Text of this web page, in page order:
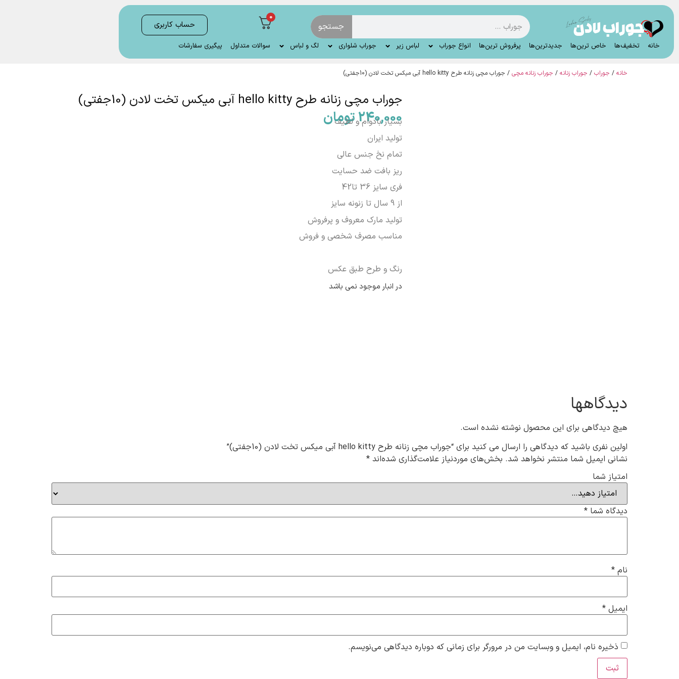
جستجو
0
حساب کاربری
خانه تخفیف‌ها خاص ترین‌ها جدیدترین‌ها پرفروش ترین‌ها انواع جوراب لباس زیر جوراب شلواری لگ و لباس سوالات متداول پیگیری سفارشات
خانه / جوراب / جوراب زنانه / جوراب زنانه مچی / جوراب مچی زنانه طرح hello kitty آبی میکس تخت لادن (10جفتی)
جوراب مچی زنانه طرح hello kitty آبی میکس تخت لادن (10جفتی)
240,000تومان
بسیار بادوام و لطیف
تولید ایران
تمام نخ جنس عالی
ریز بافت ضد حسایت
فری سایز 36 تا42
از 9 سال تا زنونه سایز
تولید مارک معروف و پرفروش
مناسب مصرف شخصی و فروش
رنگ و طرح طبق عکس
در انبار موجود نمی باشد
دیدگاهها
هیچ دیدگاهی برای این محصول نوشته نشده است.
اولین نفری باشید که دیدگاهی را ارسال می کنید برای “جوراب مچی زنانه طرح hello kitty آبی میکس تخت لادن (10جفتی)”
نشانی ایمیل شما منتشر نخواهد شد. بخش‌های موردنیاز علامت‌گذاری شده‌اند *
امتیاز شما
دیدگاه شما *
نام *
ایمیل *
ذخیره نام، ایمیل و وبسایت من در مرورگر برای زمانی که دوباره دیدگاهی می‌نویسم.